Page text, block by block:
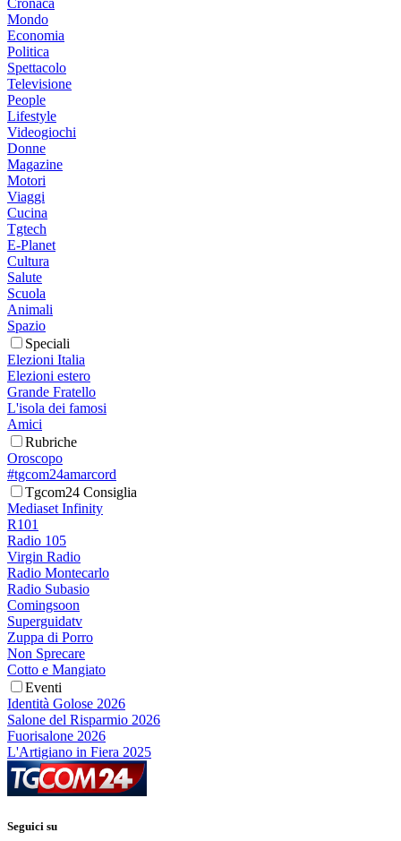
Cronaca
Mondo
Economia
Politica
Spettacolo
Televisione
People
Lifestyle
Videogiochi
Donne
Magazine
Motori
Viaggi
Cucina
Tgtech
E-Planet
Cultura
Salute
Scuola
Animali
Spazio
Speciali
Elezioni Italia
Elezioni estero
Grande Fratello
L'isola dei famosi
Amici
Rubriche
Oroscopo
#tgcom24amarcord
Tgcom24 Consiglia
Mediaset Infinity
R101
Radio 105
Virgin Radio
Radio Montecarlo
Radio Subasio
Comingsoon
Superguidatv
Zuppa di Porro
Non Sprecare
Cotto e Mangiato
Eventi
Identità Golose 2026
Salone del Risparmio 2026
Fuorisalone 2026
L'Artigiano in Fiera 2025
Seguici su